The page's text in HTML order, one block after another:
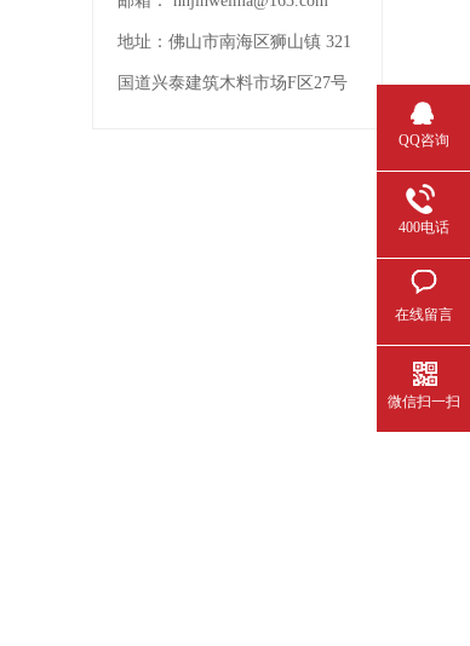
地址： 佛山市南海区狮山镇 321
国道兴泰建筑木料市场F区27号
QQ咨询
400电话
在线留言
微信扫一扫